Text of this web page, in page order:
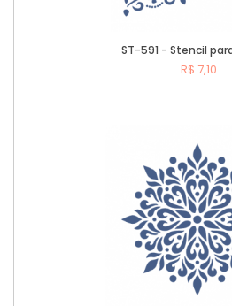
ST-591 - Stencil
R$ 7,10